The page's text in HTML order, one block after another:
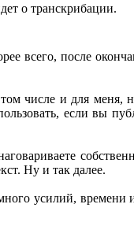
о транскрибации.
всего, после
числе и для меня,
если вы
Ну и так далее.
усилий,